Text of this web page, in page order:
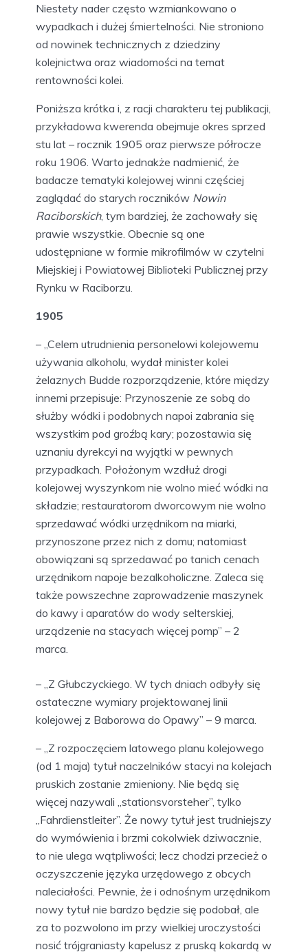
Niestety nader często wzmiankowano o
wypadkach i dużej śmiertelności. Nie stroniono
od nowinek technicznych z dziedziny
kolejnictwa oraz wiadomości na temat
rentowności kolei.
Poniższa krótka i, z racji charakteru tej publikacji,
przykładowa kwerenda obejmuje okres sprzed
stu lat – rocznik 1905 oraz pierwsze półrocze
roku 1906. Warto jednakże nadmienić, że
badacze tematyki kolejowej winni częściej
zaglądać do starych roczników Nowin
Raciborskich, tym bardziej, że zachowały się
prawie wszystkie. Obecnie są one
udostępniane w formie mikrofilmów w czytelni
Miejskiej i Powiatowej Biblioteki Publicznej przy
Rynku w Raciborzu.
1905
– „Celem utrudnienia personelowi kolejowemu
używania alkoholu, wydał minister kolei
żelaznych Budde rozporządzenie, które między
innemi przepisuje: Przynoszenie ze sobą do
służby wódki i podobnych napoi zabrania się
wszystkim pod groźbą kary; pozostawia się
uznaniu dyrekcyi na wyjątki w pewnych
przypadkach. Położonym wzdłuż drogi
kolejowej wyszynkom nie wolno mieć wódki na
składzie; restauratorom dworcowym nie wolno
sprzedawać wódki urzędnikom na miarki,
przynoszone przez nich z domu; natomiast
obowiązani są sprzedawać po tanich cenach
urzędnikom napoje bezalkoholiczne. Zaleca się
także powszechne zaprowadzenie maszynek
do kawy i aparatów do wody selterskiej,
urządzenie na stacyach więcej pomp” – 2
marca.
– „Z Głubczyckiego. W tych dniach odbyły się
ostateczne wymiary projektowanej linii
kolejowej z Baborowa do Opawy” – 9 marca.
– „Z rozpoczęciem latowego planu kolejowego
(od 1 maja) tytuł naczelników stacyi na kolejach
pruskich zostanie zmieniony. Nie będą się
więcej nazywali „stationsvorsteher”, tylko
„Fahrdienstleiter”. Że nowy tytuł jest trudniejszy
do wymówienia i brzmi cokolwiek dziwacznie,
to nie ulega wątpliwości; lecz chodzi przecież o
oczyszczenie języka urzędowego z obcych
naleciałości. Pewnie, że i odnośnym urzędnikom
nowy tytuł nie bardzo będzie się podobał, ale
za to pozwolono im przy wielkiej uroczystości
nosić trójgraniasty kapelusz z pruską kokardą w